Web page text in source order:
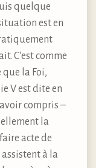
quelque
est en
C’est comme
la Foi,
V est dite en
compris –
la
acte de
à la